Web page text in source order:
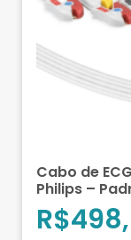
Cabo de
Philips –
R$